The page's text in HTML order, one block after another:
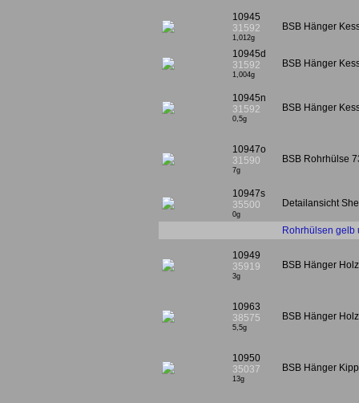
10945
31592
1,012g
BSB Hänger
10945d
31592
1,004g
BSB Hänger
10945n
31592
0,5g
BSB Hänger
10947o
31590
7g
BSB Rohrhülse
10947s
35500
0g
Detailansicht
Rohrhülsen gelb
10949
35919
3g
BSB Hänger
10963
38575
5,5g
BSB Hänger
10950
35037
13g
BSB Hänger